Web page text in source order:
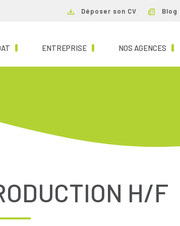
Déposer son CV Blog
(CURRENT)ENTREPRISE(CURRENT)NOS AGENCES
H/F